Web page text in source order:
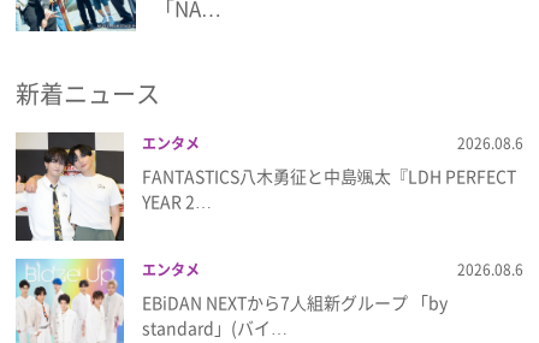
カフェ・グルメ
エンタメ
ライフスタイル
プレゼント
インタビュー
「NA…
新着ニュース
エンタメ 2026.08.6
FANTASTICS八木勇征と中島颯太『LDH PERFECT
YEAR 2…
エンタメ 2026.08.6
EBiDAN NEXTから7⼈組新グループ 「by
standard」(バイ…